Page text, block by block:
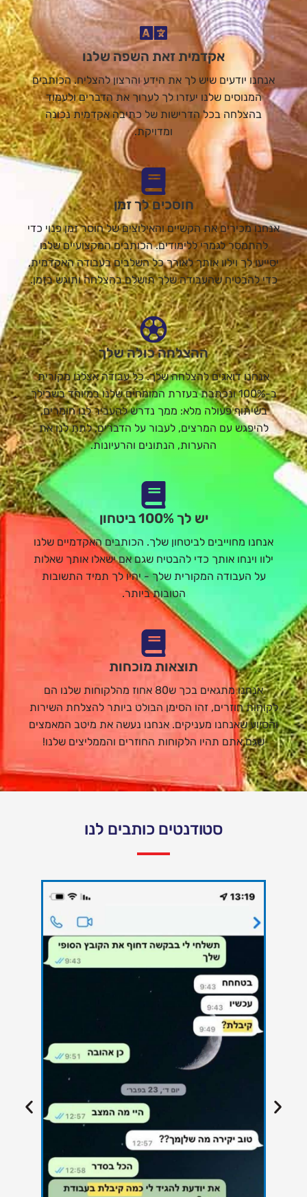
אקדמית זאת השפה שלנו
אנחנו יודעים שיש לך את הידע והרצון להצליח. הכותבים
המנוסים שלנו יעזרו לך לערוך את הדברים ולעמוד
בהצלחה בכל הדרישות של כתיבה אקדמית נכונה
ומדויקת.
חוסכים לך זמן
אנחנו מכירים את הקשיים והאילוצים של חוסר זמן פנוי כדי
להתמסר לגמרי ללימודים. הכותבים המקצועיים שלנו
יסייעו לך וילוו אותך לאורך כל השלבים בעבודה האקדמית,
כדי להבטיח שהעבודה שלך תושלם בהצלחה ותוגש בזמן.
ההצלחה כולה שלך
אנחנו דואגים להצלחה שלך. כל עבודה אצלנו מקורית
ב-100% ונכתבת בעזרת המומחים שלנו במיוחד בשבילך
בשיתוף פעולה מלא: ממך נדרש להעביר לנו חומרים,
להיפגש עם המרצים, לעבור על הדברים, לתת לנו את
ההערות, הנתונים והרעיונות.
יש לך 100% ביטחון
אנחנו מחוייבים לביטחון שלך. הכותבים האקדמיים שלנו
ילוו וינחו אותך כדי להבטיח שגם אם ישאלו אותך שאלות
על העבודה המקורית שלך - יהיו לך תמיד התשובות
הטובות ביותר.
תוצאות מוכחות
אנחנו מתגאים בכך ש80 אחוז מהלקוחות שלנו הם
לקוחות חוזרים, זהו הסימן הבולט ביותר להצלחת השירות
והסיוע שאנחנו מעניקים. אנחנו נעשה את מיטב המאמצים
שגם אתם תהיו הלקוחות החוזרים והממליצים שלנו!
סטודנטים כותבים לנו